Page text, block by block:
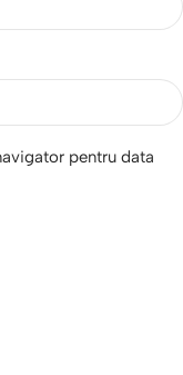
pentru data